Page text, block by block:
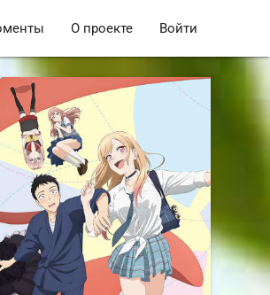
О проекте Войти